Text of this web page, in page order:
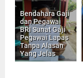
Bendahara Gaji
dan Pegawai
BRI Sunat Gaji
Pegawai Lapas
Tanpa Alasan
Yang Jelas